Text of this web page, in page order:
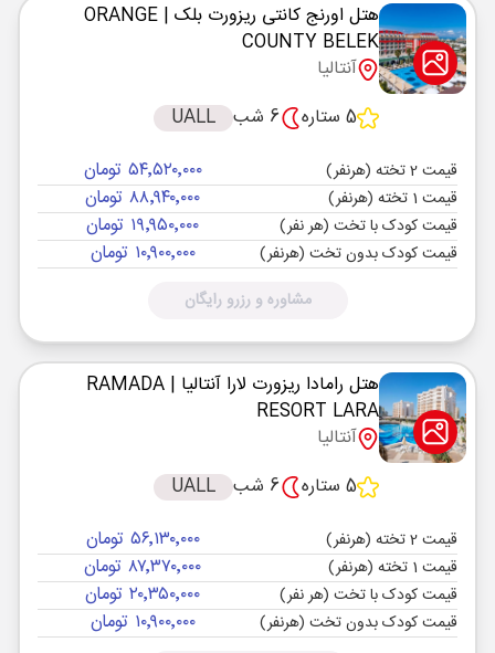
هتل اورنج کانتی ریزورت بلک | ORANGE
COUNTY BELEK
آنتالیا
5 ستاره
6 شب UALL
قیمت 2 تخته (هرنفر) ۵۴٬۵۲۰٬۰۰۰ تومان
قیمت 1 تخته (هرنفر) ۸۸٬۹۴۰٬۰۰۰ تومان
قیمت کودک با تخت (هر نفر) ۱۹٬۹۵۰٬۰۰۰ تومان
قیمت کودک بدون تخت (هرنفر) ۱۰٬۹۰۰٬۰۰۰ تومان
مشاوره و رزرو رایگان
هتل رامادا ریزورت لارا آنتالیا
| RAMADA
RESORT LARA
آنتالیا
5 ستاره
6 شب UALL
قیمت 2 تخته (هرنفر) ۵۶٬۱۳۰٬۰۰۰ تومان
قیمت 1 تخته (هرنفر) ۸۷٬۳۷۰٬۰۰۰ تومان
قیمت کودک با تخت (هر نفر) ۲۰٬۳۵۰٬۰۰۰ تومان
قیمت کودک بدون تخت (هرنفر) ۱۰٬۹۰۰٬۰۰۰ تومان